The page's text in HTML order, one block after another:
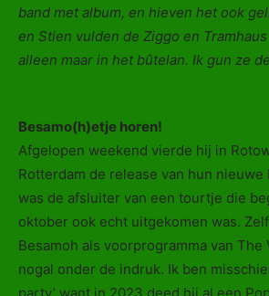
band met album, en hieven het ook
en Stien vulden de Ziggo en
alleen maar in het bûtelan. Ik gun ze
Besamo(h)etje horen!
Afgelopen weekend vierde hij in
Rotterdam de release van hun nieuwe
was de afsluiter van een tourtje die
oktober ook echt uitgekomen was.
Besamoh als voorprogramma van The
nogal onder de indruk. Ik ben